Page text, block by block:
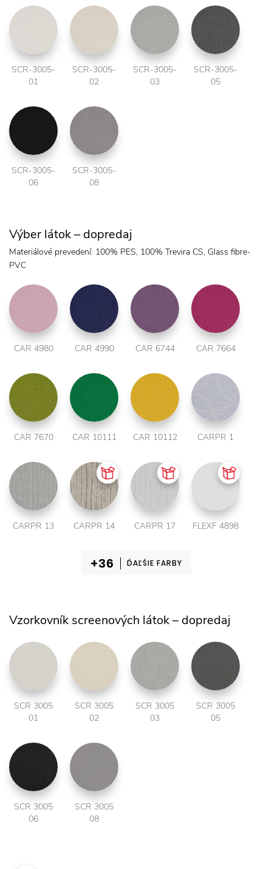
SCR-3005-
01
SCR-3005-
02
SCR-3005-
03
SCR-3005-
05
SCR-3005-
06
SCR-3005-
08
Výber látok – dopredaj
Materiálové prevedení: 100% PES, 100% Trevira CS, Glass fibre-
PVC
CAR 4980 CAR 4990 CAR 6744 CAR 7664
CAR 7670 CAR 10111 CAR 10112 CARPR 1
CARPR 13 CARPR 14 CARPR 17 FLEXF 4898
ĎAĽŠIE FARBY
Vzorkovník screenových látok – dopredaj
SCR 3005
01
SCR 3005
02
SCR 3005
03
SCR 3005
05
SCR 3005
06
SCR 3005
08